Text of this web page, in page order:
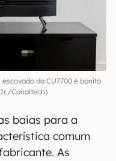
da CU7700 é bonito
Canaltech)
baias para a
comum
As